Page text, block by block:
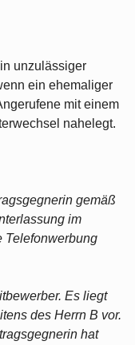
unzulässiger
ein ehemaliger
mit einem
nahelegt.
gemäß
im
Telefonwerbung
Es liegt
des Herrn B vor.
hat